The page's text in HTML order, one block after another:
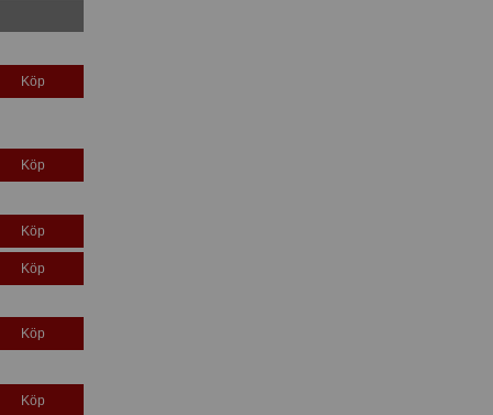
Köp
Köp
Köp
Köp
Köp
Köp